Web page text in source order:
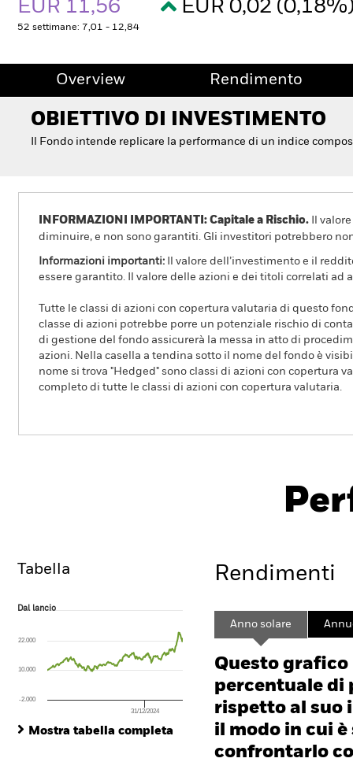
EUR 11,56
52 settimane: 7,01 - 12,84
EUR 0,02
Overview Rendimento
OBIETTIVO DI INVESTIMENTO
Il Fondo intende replicare la performance di un indice
INFORMAZIONI IMPORTANTI: Capitale a Rischio. Il
diminuire, e non sono garantiti. Gli investitori potrebbero
Informazioni importanti: Il valore dell’investimento e il
essere garantito. Il valore delle azioni e dei titoli correlati
Tutte le classi di azioni con copertura valutaria di questo
classe di azioni potrebbe porre un potenziale rischio di
di gestione del fondo assicurerà la messa in atto di
azioni. Nella casella a tendina sotto il nome del fondo è
nome si trova "Hedged" sono classi di azioni con copertura
completo di tutte le classi di azioni con copertura valutaria.
Rendimento
Tabella
Dal lancio
The chart has 1 X axis displaying Time. Range: 2020-11-16 00:00:00 to
The chart has 1 Y axis displaying values. Range: -120 to 240.
Dal lancio
31/12/2024
-2.000
10.000
22.000
Mostra tabella completa
Rendimenti
Anno solare
Questo
percentuale di
rispetto al suo
il modo in cui
confrontarlo